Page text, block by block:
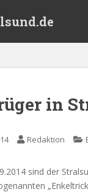
in
Redaktion
sind der